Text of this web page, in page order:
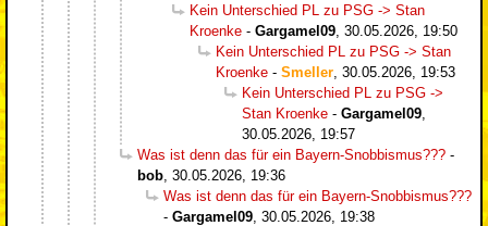
Kein Unterschied PL zu PSG -> Stan
Kroenke - Gargamel09 30.05.2026, 19:50
Kein Unterschied PL zu PSG -> Stan
Kroenke - Smeller 30.05.2026, 19:53
Kein Unterschied PL zu PSG ->
Stan Kroenke - Gargamel09
30.05.2026, 19:57
Was ist denn das für ein Bayern-Snobbismus??? -
bob 30.05.2026, 19:36
Was ist denn das für ein Bayern-Snobbismus???
- Gargamel09 30.05.2026, 19:38